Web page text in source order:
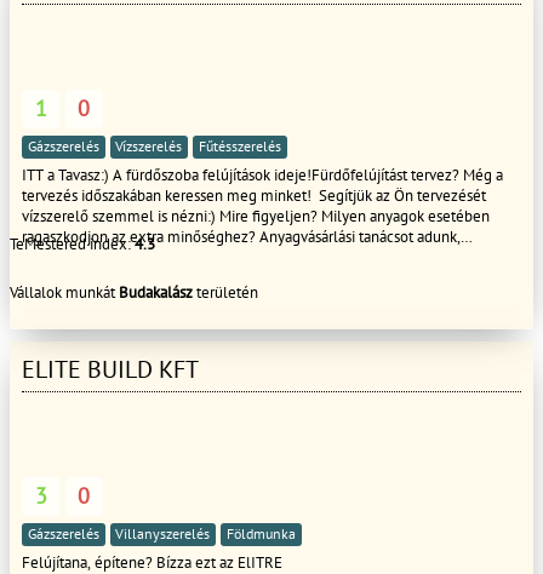
1 0
Gázszerelés Vízszerelés Fűtésszerelés
ITT a Tavasz:) A fürdőszoba felújítások ideje!Fürdőfelújítást tervez? Még a
tervezés időszakában keressen meg minket! Segítjük az Ön tervezését
vízszerelő szemmel is nézni:) Mire figyeljen? Milyen anyagok esetében
ragaszkodjon az extra minőséghez? Anyagvásárlási tanácsot adunk,
fűtéskorszerűsítéssel is jár együtt, pl. a cirkó a fürdőben van és azt is
csapok cseréje – sarokszelepek, mosógép, mosdó és kádcsap, konyhai
csaptelepek, kerti csapok, fagycsapok cseréje - mosdó, mosdókagyló és
mosogató tálca csere csőtörés, ázás megszüntetése - mosogatógép,
cseréje, radiátor szelepek cseréje -központi fűtés rendszer korszerűsítése -
központi fűtésrendszer kiépítése, beüzemelése -központi fűtés rendszerek
karbantartása -központi fűtés rendszer feltöltés, légtelenítés KERESSE
SZAKEMBEREINKET! Várjuk hívását, segítünk, ha kéri tanácsot is adunk. -
TeMestered index:4.3
Vállalok munkátBudakalászterületén
ELITE BUILD KFT
3 0
Gázszerelés Villanyszerelés Földmunka
Felújítana, építene? Bízza ezt az ElITRE